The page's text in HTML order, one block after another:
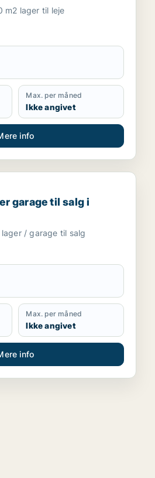
m2 lager til leje
Max. per måned
Ikke angivet
info
til salg i Region Sjælland
garage til salg i
/ garage til salg
Max. per måned
Ikke angivet
info
i Region Sjælland